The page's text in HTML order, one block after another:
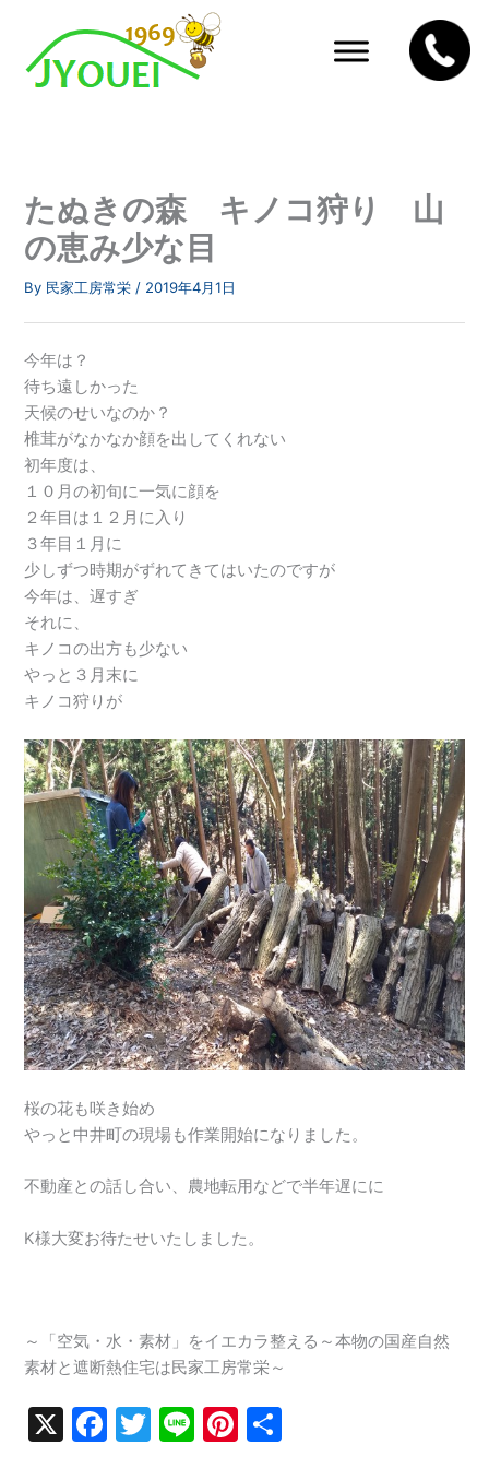
たぬきの森 キノコ狩り 山
の恵み少な目
By 民家工房常栄/ 2019年4月1日
今年は？
待ち遠しかった
天候のせいなのか？
椎茸がなかなか顔を出してくれない
初年度は、
１０月の初旬に一気に顔を
２年目は１２月に入り
３年目１月に
少しずつ時期がずれてきてはいたのですが
今年は、遅すぎ
それに、
キノコの出方も少ない
やっと３月末に
キノコ狩りが
桜の花も咲き始め
やっと中井町の現場も作業開始になりました。
不動産との話し合い、農地転用などで半年遅にに
K様大変お待たせいたしました。
～「空気・水・素材」をイエカラ整える～本物の国産自然
素材と遮断熱住宅は民家工房常栄～
X
F
T
Li Pi